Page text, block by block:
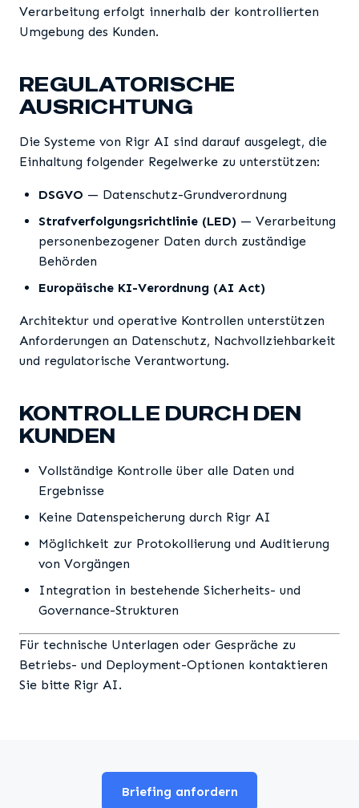
Verarbeitung erfolgt innerhalb der kontrollierten
Umgebung des Kunden.
REGULATORISCHE
AUSRICHTUNG
Die Systeme von Rigr AI sind darauf ausgelegt, die
Einhaltung folgender Regelwerke zu unterstützen:
DSGVO — Datenschutz-Grundverordnung
Strafverfolgungsrichtlinie (LED) — Verarbeitung
personenbezogener Daten durch zuständige
Behörden
Europäische KI-Verordnung (AI Act)
Architektur und operative Kontrollen unterstützen
Anforderungen an Datenschutz, Nachvollziehbarkeit
und regulatorische Verantwortung.
KONTROLLE DURCH DEN
KUNDEN
Vollständige Kontrolle über alle Daten und
Ergebnisse
Keine Datenspeicherung durch Rigr AI
Möglichkeit zur Protokollierung und Auditierung
von Vorgängen
Integration in bestehende Sicherheits- und
Governance-Strukturen
Für technische Unterlagen oder Gespräche zu
Betriebs- und Deployment-Optionen kontaktieren
Sie bitte Rigr AI.
Briefing anfordern